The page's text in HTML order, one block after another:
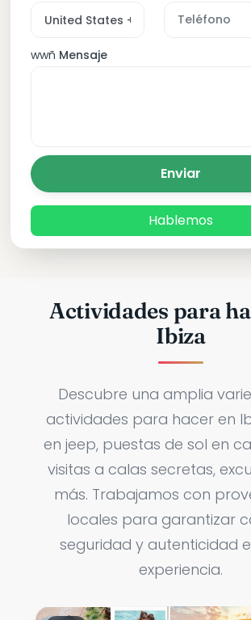
wwñ Mensaje
Enviar
Hablemos
Actividades para
Ibiza
Descubre una amplia
actividades para hacer en
en jeep, puestas de sol en
visitas a calas secretas,
más. Trabajamos con
locales para garantizar
seguridad y autenticidad
experiencia.